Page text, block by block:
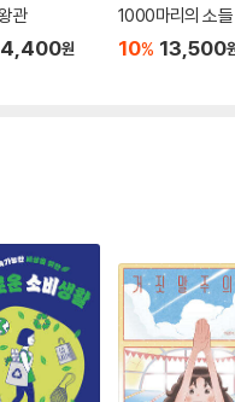
관
원
1000마리의 소들
10% 13,500